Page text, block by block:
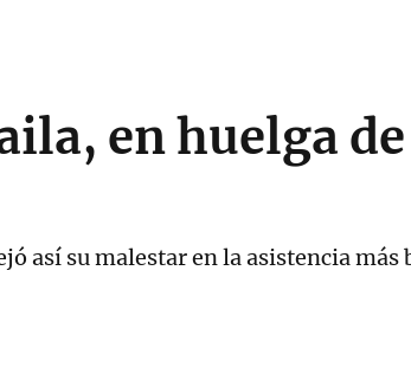
en huelga
así su malestar en la asistencia más